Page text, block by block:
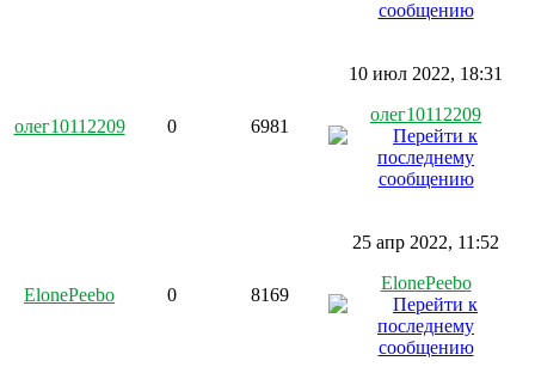
олег10112209 0 6981
10 июл 2022, 18:31
олег10112209
ElonePeebo 0 8169
25 апр 2022, 11:52
ElonePeebo